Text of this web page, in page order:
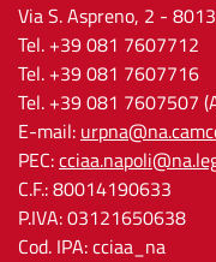
Via S. Aspreno, 2 -
Tel. +39 081 7607712
Tel. +39 081 7607716
Tel. +39 081 7607507
E-mail:
PEC:
C.F.: 80014190633
P.IVA: 03121650638
Cod. IPA: cciaa_na